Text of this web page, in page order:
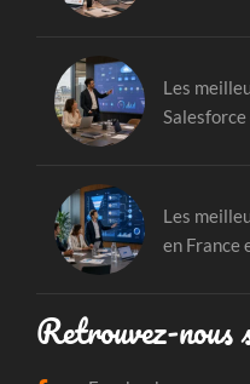
Les
Les
en France
Retrouvez-nous